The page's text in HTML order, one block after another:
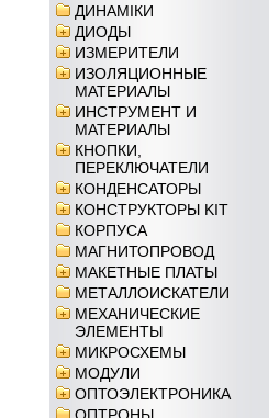
ДИНАМІКИ
ДИОДЫ
ИЗМЕРИТЕЛИ
ИЗОЛЯЦИОННЫЕ
МАТЕРИАЛЫ
ИНСТРУМЕНТ И
МАТЕРИАЛЫ
КНОПКИ,
ПЕРЕКЛЮЧАТЕЛИ
КОНДЕНСАТОРЫ
КОНСТРУКТОРЫ KIT
КОРПУСА
МАГНИТОПРОВОД
МАКЕТНЫЕ ПЛАТЫ
МЕТАЛЛОИСКАТЕЛИ
МЕХАНИЧЕСКИЕ
ЭЛЕМЕНТЫ
МИКРОСХЕМЫ
МОДУЛИ
ОПТОЭЛЕКТРОНИКА